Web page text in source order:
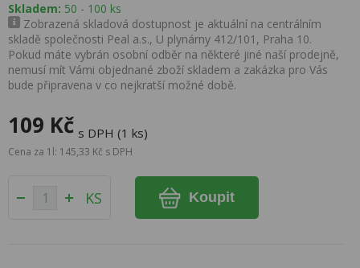
Skladem: 50 - 100 ks
Zobrazená skladová dostupnost je aktuální na centrálním
skladě společnosti Peal a.s., U plynárny 412/101, Praha 10.
Pokud máte vybrán osobní odběr na některé jiné naší prodejně,
nemusí mít Vámi objednané zboží skladem a zakázka pro Vás
bude připravena v co nejkratší možné době.
109 Kč s DPH (1 ks)
Cena za 1l: 145,33 Kč s DPH
KS Koupit